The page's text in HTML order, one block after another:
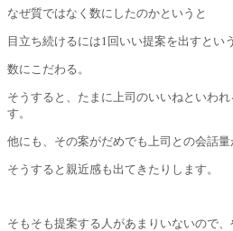
なぜ質ではなく数にしたのかというと
目立ち続けるには1回いい提案を出すとい
数にこだわる。
そうすると、たまに上司のいいねといわ
す。
他にも、その案がだめでも上司との会話量
そうすると親近感も出てきたりします。
そもそも提案する人があまりいないので